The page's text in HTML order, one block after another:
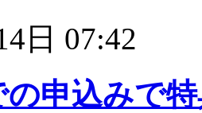
日 07:42
の申込みで